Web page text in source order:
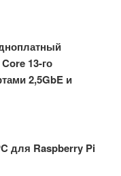
13-го
2,5GbE и
для Raspberry Pi